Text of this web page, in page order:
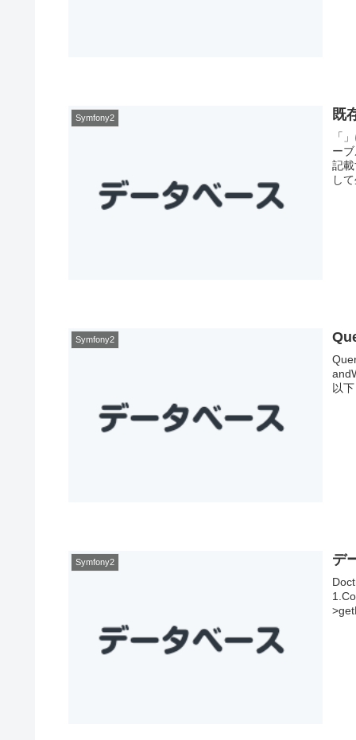
Symfony2 既
「
ー
記
し
Symfony2
以下
Symfony2 デ